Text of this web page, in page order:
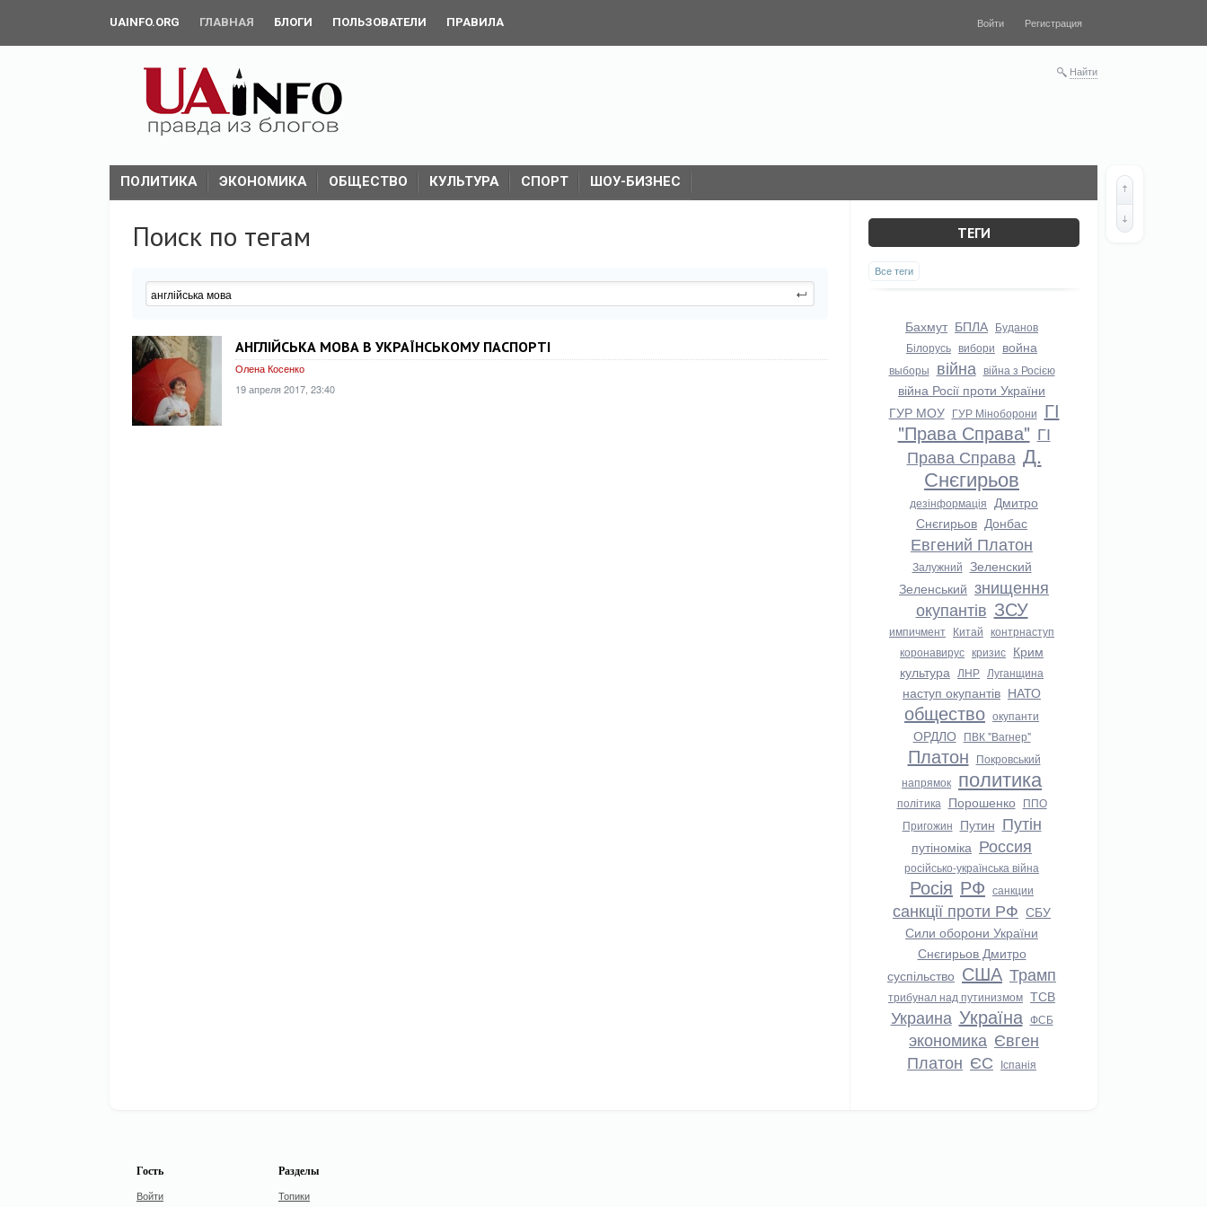
UAINFO.ORG ГЛАВНАЯ БЛОГИ ПОЛЬЗОВАТЕЛИ ПРАВИЛА Войти Регистрация
Найти
ПОЛИТИКА ЭКОНОМИКА ОБЩЕСТВО КУЛЬТУРА СПОРТ ШОУ-БИЗНЕС
Поиск по тегам
АНГЛІЙСЬКА МОВА В УКРАЇНСЬКОМУ ПАСПОРТІ
Олена Косенко
19 апреля 2017, 23:40
ТЕГИ
Все теги
Бахмут БПЛА Буданов
Білорусь вибори война
выборы війна війна з Росією
війна Росії проти України
ГУР МОУ ГУР Міноборони ГІ
"Права Справа" ГІ
Права Справа Д.
Снєгирьов
дезінформація Дмитро
Снєгирьов Донбас
Евгений Платон
Залужний Зеленский
Зеленський знищення
окупантів ЗСУ
импичмент Китай контрнаступ
коронавирус кризис Крим
культура ЛНР Луганщина
наступ окупантів НАТО
общество окупанти
ОРДЛО ПВК "Вагнер"
Платон Покровський
напрямок политика
політика Порошенко ППО
Пригожин Путин Путін
путіноміка Россия
російсько-українська війна
Росія РФ санкции
санкції проти РФ СБУ
Сили оборони України
Снєгирьов Дмитро
суспільство США Трамп
трибунал над путинизмом ТСВ
Украина Україна ФСБ
экономика Євген
Платон ЄС Іспанія
Гость
Войти
Разделы
Топики